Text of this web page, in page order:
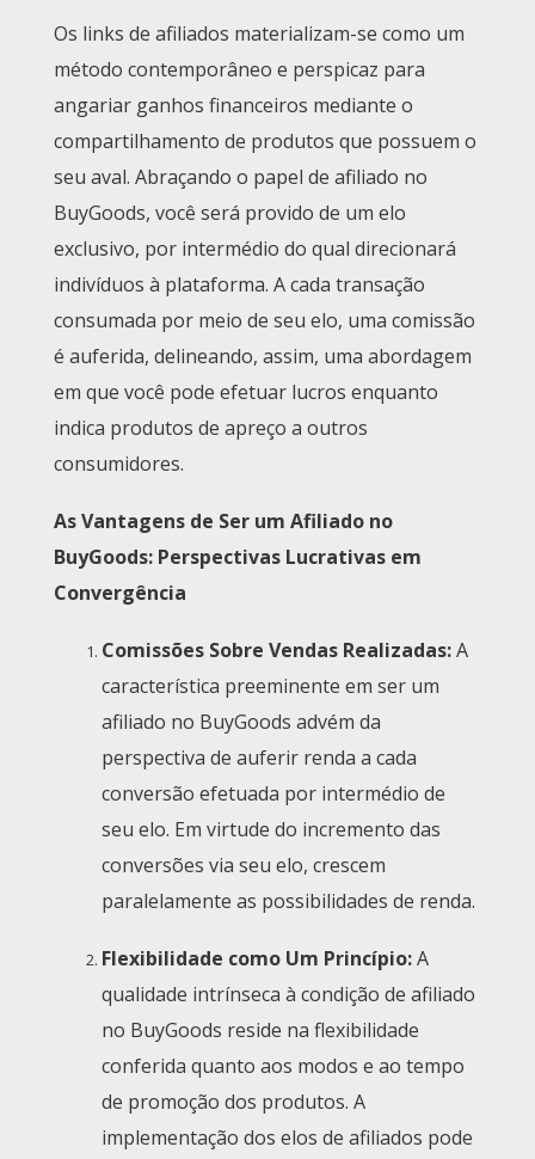
Os links de afiliados materializam-se como um
método contemporâneo e perspicaz para
angariar ganhos financeiros mediante o
compartilhamento de produtos que possuem o
seu aval. Abraçando o papel de afiliado no
BuyGoods, você será provido de um elo
exclusivo, por intermédio do qual direcionará
indivíduos à plataforma. A cada transação
consumada por meio de seu elo, uma comissão
é auferida, delineando, assim, uma abordagem
em que você pode efetuar lucros enquanto
indica produtos de apreço a outros
consumidores.
As Vantagens de Ser um Afiliado no
BuyGoods: Perspectivas Lucrativas em
Convergência
Comissões Sobre Vendas Realizadas:A
característica preeminente em ser um
afiliado no BuyGoods advém da
perspectiva de auferir renda a cada
conversão efetuada por intermédio de
seu elo. Em virtude do incremento das
conversões via seu elo, crescem
paralelamente as possibilidades de renda.
Flexibilidade como Um Princípio:A
qualidade intrínseca à condição de afiliado
no BuyGoods reside na flexibilidade
conferida quanto aos modos e ao tempo
de promoção dos produtos. A
implementação dos elos de afiliados pode